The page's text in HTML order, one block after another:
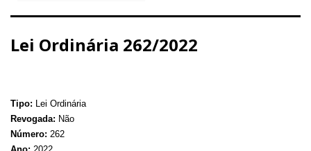
Lei Ordinária 262/2022
Tipo: Lei Ordinária
Revogada: Não
Número: 262